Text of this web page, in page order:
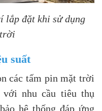
lắp đặt khi sử dụng
suất
các tấm pin mặt trời
với nhu cầu tiêu thụ
hệ thống đáp ứng